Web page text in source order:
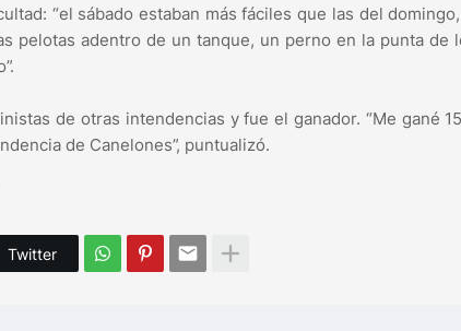
“el sábado estaban más fáciles que las del
pelotas adentro de un tanque, un perno en la punta de
de otras intendencias y fue el ganador. “Me gané
de Canelones”, puntualizó.
Twitter